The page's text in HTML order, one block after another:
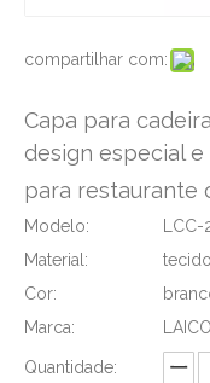
compartilhar com:
Capa para
design especial
para restaurante
Modelo:
LCC-
Material:
tecido
Cor:
Marca:
Quantidade: